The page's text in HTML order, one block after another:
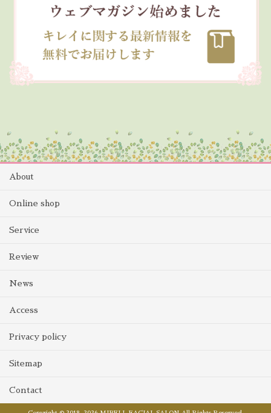
About
Online shop
Service
Review
News
Access
Privacy policy
Sitemap
Contact